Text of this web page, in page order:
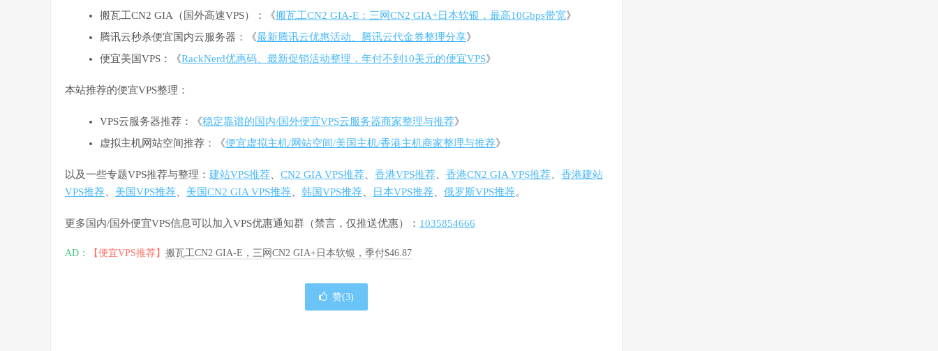
搬瓦工CN2 GIA（国外高速VPS）：《搬瓦工CN2 GIA-E：三网CN2 GIA+日本软银，最高10Gbps带宽》
腾讯云秒杀便宜国内云服务器：《最新腾讯云优惠活动、腾讯云代金券整理分享》
便宜美国VPS：《RackNerd优惠码、最新促销活动整理，年付不到10美元的便宜VPS》
本站推荐的便宜VPS整理：
VPS云服务器推荐：《稳定靠谱的国内/国外便宜VPS云服务器商家整理与推荐》
虚拟主机网站空间推荐：《便宜虚拟主机/网站空间/美国主机/香港主机商家整理与推荐》
以及一些专题VPS推荐与整理： 建站VPS推荐、 CN2 GIA VPS推荐、 香港VPS推荐、 香港CN2 GIA VPS推荐、 香港建站
VPS推荐、 美国VPS推荐、 美国CN2 GIA VPS推荐、 韩国VPS推荐、 日本VPS推荐、 俄罗斯VPS推荐。
更多国内/国外便宜VPS信息可以加入VPS优惠通知群（禁言，仅推送优惠）： 1035854666
AD： 【便宜VPS推荐】 搬瓦工CN2 GIA-E，三网CN2 GIA+日本软银，季付$46.87
赞(3)